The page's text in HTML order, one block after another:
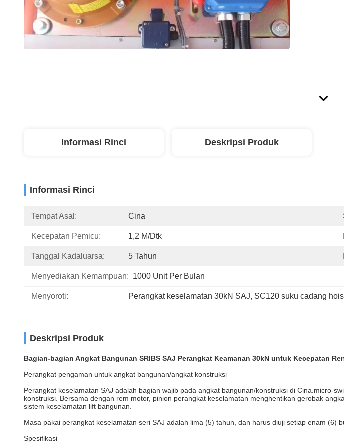
Informasi Rinci Deskripsi Produk
Informasi Rinci
Tempat Asal: Cina
Kecepatan Pemicu: 1,2 M/dtk
Tanggal Kadaluarsa: 5 Tahun
Menyediakan Kemampuan: 1000 Unit Per Bulan
Menyoroti: Perangkat keselamatan 30kN SAJ, SC120 suku cadang
Deskripsi Produk
Bagian-bagian Angkat Bangunan SRIBS SAJ Perangkat Keamanan 30kN untuk Kecepatan
Perangkat pengaman untuk angkat bangunan/angkat konstruksi
Perangkat keselamatan SAJ adalah bagian wajib pada angkat bangunan/konstruksi di Cina.micro-
konstruksi. Bersama dengan rem motor, pinion perangkat keselamatan menghentikan gerobak
sistem keselamatan lift bangunan.
Masa pakai perangkat keselamatan seri SAJ adalah lima (5) tahun, dan harus diuji setiap enam
Spesifikasi